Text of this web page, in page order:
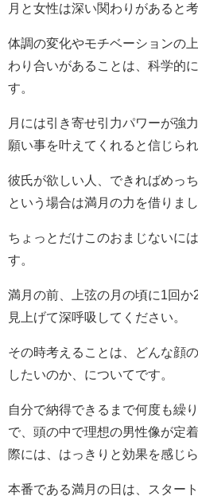
月と女性は深い関わりがあると
体調の変化やモチベーションの
わり合いがあることは、科学的
す。
月には引き寄せ引力パワーが強
願い事を叶えてくれると信じられ
彼氏が欲しい人、できればめっ
という場合は満月の力を借りまし
ちょっとだけこのおまじないに
す。
満月の前、上弦の月の頃に1回
見上げて深呼吸してください。
その時考えることは、どんな顔
したいのか、についてです。
自分で納得できるまで何度も繰
で、頭の中で理想の男性像が定
際には、はっきりと効果を感じら
本番である満月の日は、スター